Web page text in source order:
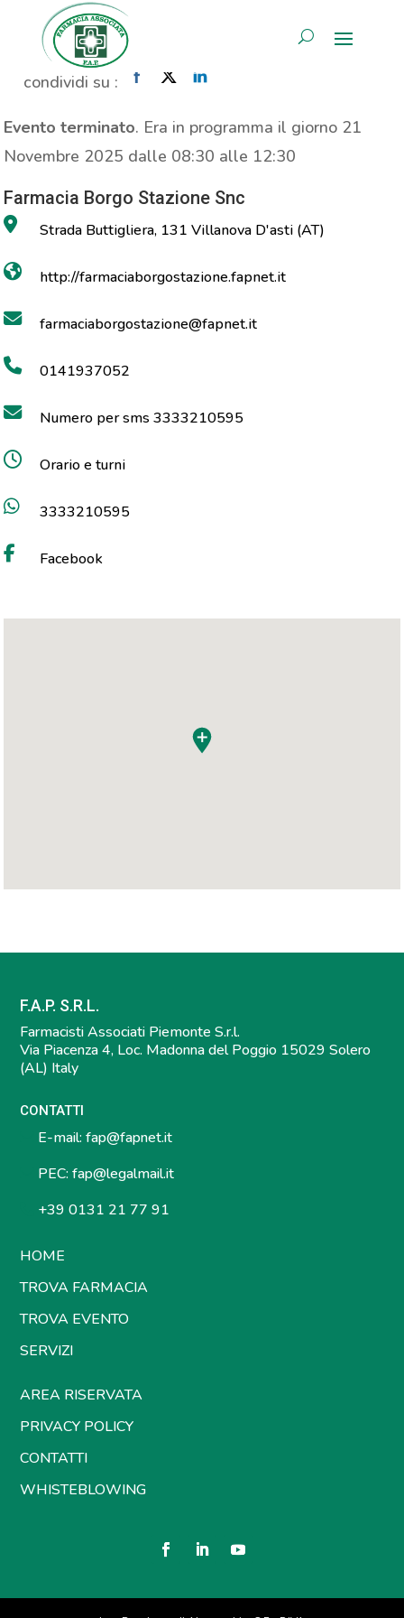
AREA RISERVATA
Propaganda Propolaid
Home» Evento» Propaganda Propolaid
condividi su :
Evento terminato. Era in programma il giorno 21
Novembre 2025 dalle 08:30 alle 12:30
Farmacia Borgo Stazione Snc
Strada Buttigliera, 131 Villanova D'asti (AT)
http://farmaciaborgostazione.fapnet.it
farmaciaborgostazione@fapnet.it
0141937052
Numero per sms 3333210595
Orario e turni
3333210595
Facebook
F.A.P. S.R.L.
Farmacisti Associati Piemonte S.r.l.
Via Piacenza 4, Loc. Madonna del Poggio 15029 Solero
(AL) Italy
CONTATTI
E-mail: fap@fapnet.it
PEC: fap@legalmail.it
+39 0131 21 77 91
HOME
TROVA FARMACIA
TROVA EVENTO
SERVIZI
AREA RISERVATA
PRIVACY POLICY
CONTATTI
WHISTEBLOWING